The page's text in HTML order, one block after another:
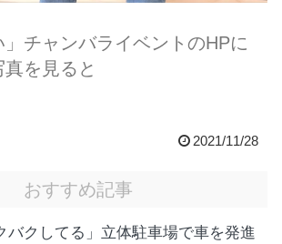
」チャンバライベントのHPに
を見ると
2021/11/28
おすすめ記事
バクしてる」立体駐車場で車を発進